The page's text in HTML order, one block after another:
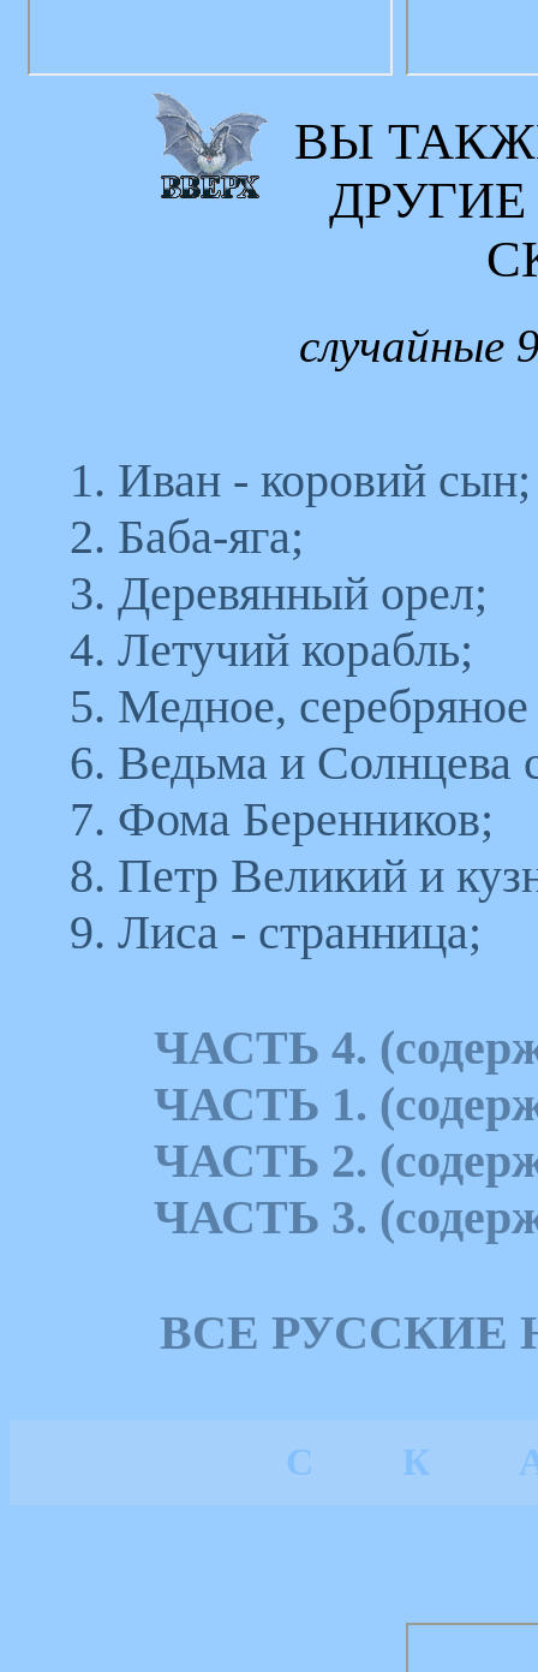
ВЫ
случайные
1. Иван - коровий сын;
2. Баба-яга;
3. Деревянный орел;
4. Летучий корабль;
5. Медное, серебряное
6. Ведьма и Солнцева
7. Фома Беренников;
8. Петр Великий и
9. Лиса - странница;
ЧАСТЬ 4.
ЧАСТЬ 1.
ЧАСТЬ 2.
ЧАСТЬ 3.
ВСЕ РУССКИЕ
С К